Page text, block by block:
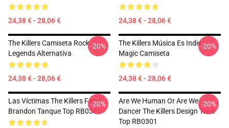
24,38 € - 28,06 € 24,38 € - 28,06 €
The Killers Camiseta Rock
Legends Alternativa
24,38 € - 28,06 €
-20%
The Killers Música Es Indie
Magic Camiseta
24,38 € - 28,06 €
-20%
Las Víctimas The Killers Fans
Brandon Tanque Top RB0301
-20%
Are We Human Or Are We
Dancer The Killers Design Tank
Top RB0301
-20%